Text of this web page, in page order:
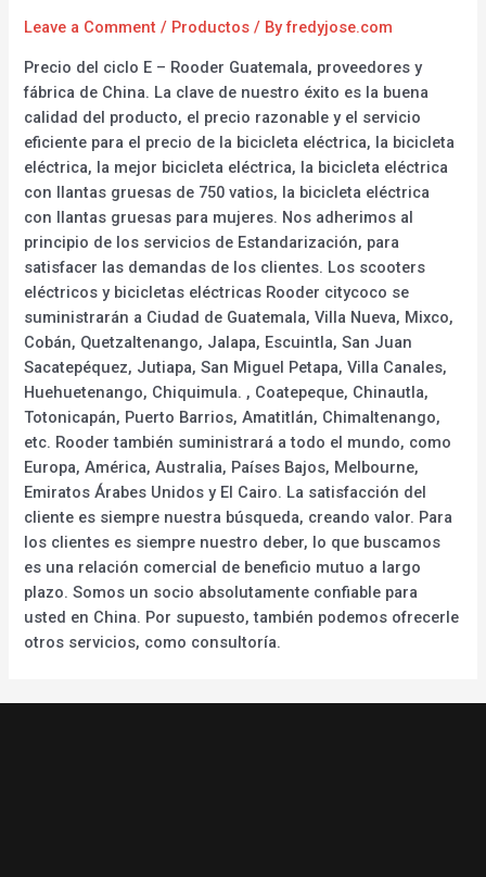
Leave a Comment / Productos / Byfredyjose.com
Precio del ciclo E – Rooder Guatemala, proveedores y
fábrica de China. La clave de nuestro éxito es la buena
calidad del producto, el precio razonable y el servicio
eficiente para el precio de la bicicleta eléctrica, la bicicleta
eléctrica, la mejor bicicleta eléctrica, la bicicleta eléctrica
con llantas gruesas de 750 vatios, la bicicleta eléctrica
con llantas gruesas para mujeres. Nos adherimos al
principio de los servicios de Estandarización, para
satisfacer las demandas de los clientes. Los scooters
eléctricos y bicicletas eléctricas Rooder citycoco se
suministrarán a Ciudad de Guatemala, Villa Nueva, Mixco,
Cobán, Quetzaltenango, Jalapa, Escuintla, San Juan
Sacatepéquez, Jutiapa, San Miguel Petapa, Villa Canales,
Huehuetenango, Chiquimula. , Coatepeque, Chinautla,
Totonicapán, Puerto Barrios, Amatitlán, Chimaltenango,
etc. Rooder también suministrará a todo el mundo, como
Europa, América, Australia, Países Bajos, Melbourne,
Emiratos Árabes Unidos y El Cairo. La satisfacción del
cliente es siempre nuestra búsqueda, creando valor. Para
los clientes es siempre nuestro deber, lo que buscamos
es una relación comercial de beneficio mutuo a largo
plazo. Somos un socio absolutamente confiable para
usted en China. Por supuesto, también podemos ofrecerle
otros servicios, como consultoría.